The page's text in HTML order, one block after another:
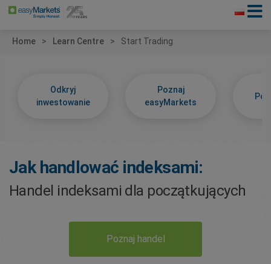
Home Learn Centre Start Trading
Odkryj
inwestowanie
Poznaj
easyMarkets
Jak handlować indeksami:
Handel indeksami dla początkujących
Poznaj handel